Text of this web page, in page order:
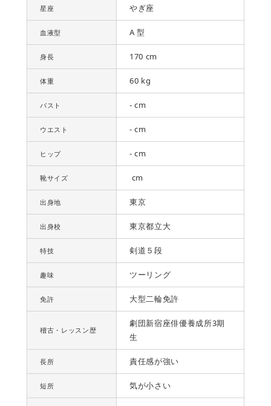
星座 やぎ座
血液型 A 型
身長 170 cm
体重 60 kg
バスト - cm
ウエスト - cm
ヒップ - cm
靴サイズ cm
出身地 東京
出身校 東京都立大
特技 剣道５段
趣味 ツーリング
免許 大型二輪免許
稽古・レッスン歴
劇団新宿座俳優養成所3期
生
長所 責任感が強い
短所 気が小さい